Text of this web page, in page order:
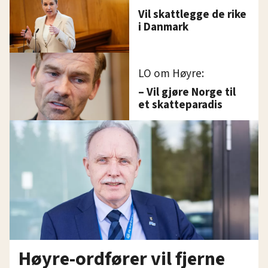
nettstedet med LO Medias egne samarbeidspartnere
innenfor analyse og annonsering. Disse er angitt i
oversikten lengre ned på denne siden.
Vil skattlegge de rike
i Danmark
LO om Høyre:
– Vil gjøre Norge til
et skatteparadis
Høyre-ordfører vil fjerne